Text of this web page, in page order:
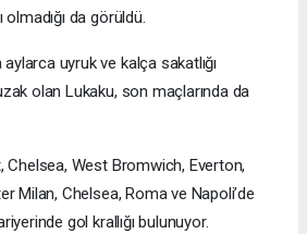
olmadığı da görüldü.
uyruk ve kalça sakatlığı
olan Lukaku, son maçlarında da
Chelsea, West Bromwich, Everton,
Milan, Chelsea, Roma ve Napoli’de
gol krallığı bulunuyor.